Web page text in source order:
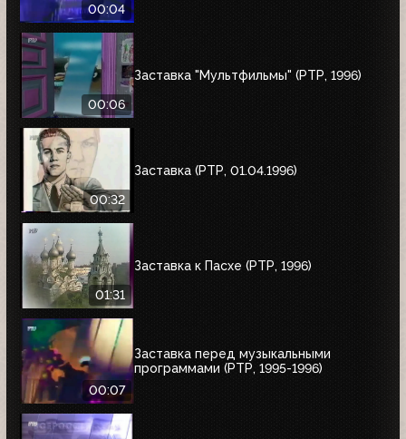
00:04
00:06
Заставка "Мультфильмы" (РТР, 1996)
00:32
Заставка (РТР, 01.04.1996)
01:31
Заставка к Пасхе (РТР, 1996)
00:07
Заставка перед музыкальными
программами (РТР, 1995-1996)